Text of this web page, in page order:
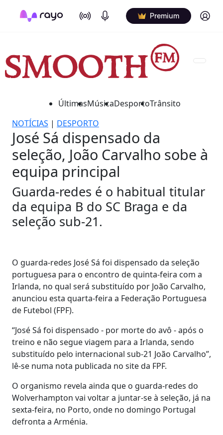
On Air Podcasts Premium Log in
ÚltimasMúsicaDesportoTrânsito
NOTÍCIAS | DESPORTO
José Sá dispensado da
seleção, João Carvalho sobe à
equipa principal
Guarda-redes é o habitual titular
da equipa B do SC Braga e da
seleção sub-21.
O guarda-redes José Sá foi dispensado da seleção
portuguesa para o encontro de quinta-feira com a
Irlanda, no qual será substituído por João Carvalho,
anunciou esta quarta-feira a Federação Portuguesa
de Futebol (FPF).
“José Sá foi dispensado - por morte do avô - após o
treino e não segue viagem para a Irlanda, sendo
substituído pelo internacional sub-21 João Carvalho”,
lê-se numa nota publicada no site da FPF.
O organismo revela ainda que o guarda-redes do
Wolverhampton vai voltar a juntar-se à seleção, já na
sexta-feira, no Porto, onde no domingo Portugal
defronta a Arménia.